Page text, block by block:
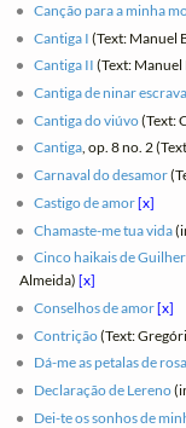
Canção para a minha
Cantiga I (Text: Manuel
Cantiga II (Text:
Cantiga de ninar escrava
Cantiga do viúvo(Text:
Cantiga, op. 8 no. 2
Carnaval do desamor
Castigo de amor[x]
Chamaste-me tua vida
Cinco haikais de
Almeida)[x]
Conselhos de amor[x]
Contrição(Text:
Dá-me as petalas de rosa
Declaração de Lereno
Dei-te os sonhos de